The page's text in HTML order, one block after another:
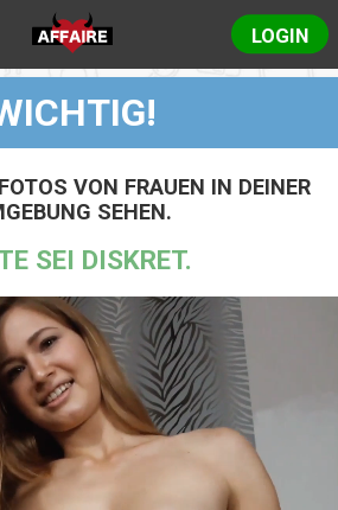
LOGIN
VON FRAUEN IN DEINER
SEHEN.
SEI DISKRET.